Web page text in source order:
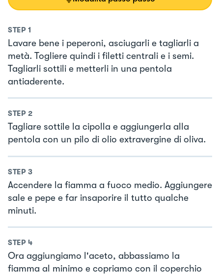
STEP 1
Lavare bene i peperoni, asciugarli e tagliarli a
metà. Togliere quindi i filetti centrali e i semi.
Tagliarli sottili e metterli in una pentola
antiaderente.
STEP 2
Tagliare sottile la cipolla e aggiungerla alla
pentola con un pilo di olio extravergine di oliva.
STEP 3
Accendere la fiamma a fuoco medio. Aggiungere
sale e pepe e far insaporire il tutto qualche
minuti.
STEP 4
Ora aggiungiamo l'aceto, abbassiamo la
fiamma al minimo e copriamo con il coperchio